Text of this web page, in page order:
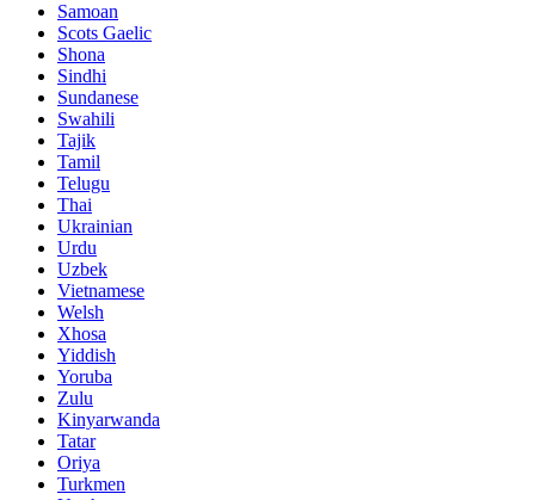
Samoan
Scots Gaelic
Shona
Sindhi
Sundanese
Swahili
Tajik
Tamil
Telugu
Thai
Ukrainian
Urdu
Uzbek
Vietnamese
Welsh
Xhosa
Yiddish
Yoruba
Zulu
Kinyarwanda
Tatar
Oriya
Turkmen